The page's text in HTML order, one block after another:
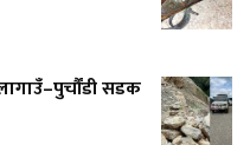
सडक